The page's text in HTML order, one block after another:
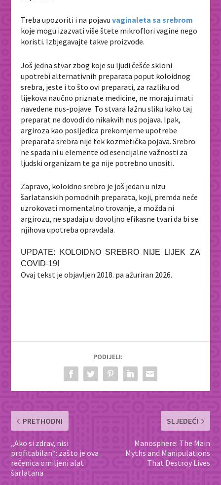
Treba upozoriti i na pojavuvaginaleta sa srebrom
koje mogu izazvati više štete mikroflori vagine nego
koristi. Izbjegavajte takve proizvode.
Još jedna stvar zbog koje su ljudi češće skloni
upotrebi alternativnih preparata poput koloidnog
srebra, jeste i to što ovi preparati, za razliku od
lijekova naučno priznate medicine, ne moraju imati
navedene nus-pojave. To stvara lažnu sliku kako taj
preparat ne dovodi do nikakvih nus pojava. Ipak,
argiroza kao posljedica prekomjerne upotrebe
preparata srebra nije tek kozmetička pojava. Srebro
ne spada ni u elemente od esencijalne važnosti za
ljudski organizam te ga nije potrebno unositi.
Zapravo, koloidno srebro je još jedan u nizu
šarlatanskih pomodnih preparata, koji, premda neće
uzrokovati momentalno trovanje, a možda ni
argirozu, ne spadaju u dovoljno efikasne tvari da bi se
njihova upotreba opravdala.
UPDATE: KOLOIDNO SREBRO NIJE LIJEK ZA
COVID-19!
Ovaj tekst je objavljen 2018. pa ažuriran 2026.
PODIJELI:
PRETHODNI
„Ako si zdrav, nisi
profitabilan“: zašto je ova
rečenica omiljeni alat
šarlatana
SLJEDEĆI
Manosphere: The Main
Myths and Manipulations
That Destroy Lives